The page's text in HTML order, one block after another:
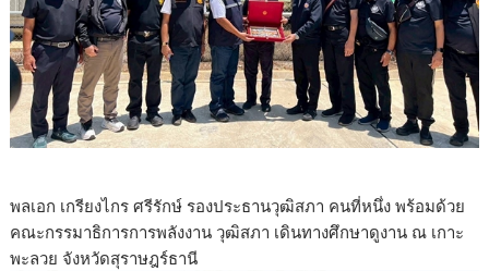
พลเอก เกรียงไกร ศรีรักษ์ รองประธานวุฒิสภา คนที่หนึ่ง พร้อมด้วย
คณะกรรมาธิการการพลังงาน วุฒิสภา เดินทางศึกษาดูงาน ณ เกาะ
พะลวย จังหวัดสุราษฎร์ธานี